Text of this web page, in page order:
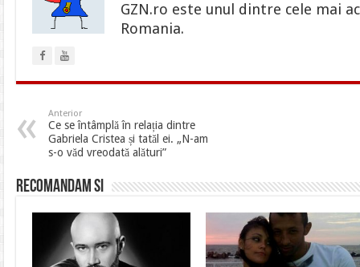
GZN.ro este unul dintre cele mai
Romania.
Anterior
Ce se întâmplă în relația dintre
Gabriela Cristea și tatăl ei. „N-am
s-o văd vreodată alături”
Recomandam si